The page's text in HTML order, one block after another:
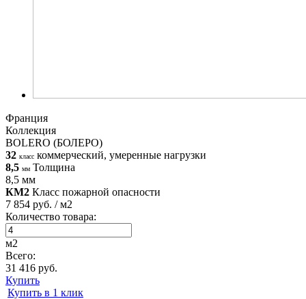
Франция
Коллекция
BOLERO (БОЛЕРО)
32 класс коммерческий, умеренные нагрузки
8,5 мм Толщина
8,5 мм
КМ2 Класс пожарной опасности
7 854 руб. / м2
Количество товара:
м2
Всего:
31 416 руб.
Купить
Купить в 1 клик